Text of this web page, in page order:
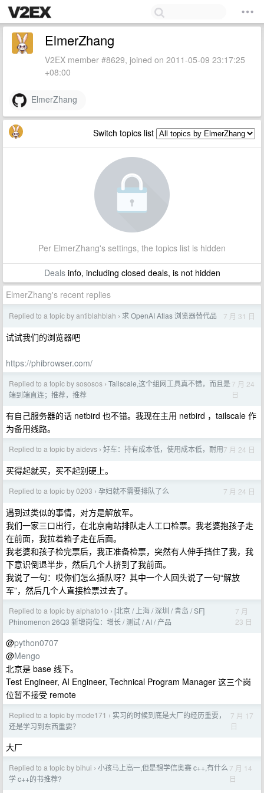
ElmerZhang
V2EX member #8629, joined on 2011-05-09 23:17:25
+08:00
ElmerZhang
Switch topics list
Per ElmerZhang's settings, the topics list is hidden
Dealsinfo, including closed deals, is not hidden
ElmerZhang's recent replies
Replied to a topic by antiblahblah › 求 OpenAI Atlas 浏览器替代品 7 月 31 日
试试我们的浏览器吧
https://phibrowser.com/
Replied to a topic by sososos › Tailscale,这个组网工具真不错，而且是
端到端直连；推荐，推荐
7 月 24
日
有自己服务器的话 netbird 也不错。我现在主用 netbird ，tailscale 作
为备用线路。
Replied to a topic by aidevs › 好车：持有成本低，使用成本低，耐用7 月 24 日
买得起就买，买不起别硬上。
Replied to a topic by 0203 › 孕妇就不需要排队了么 7 月 24 日
遇到过类似的事情，对方是解放军。
我们一家三口出行，在北京南站排队走人工口检票。我老婆抱孩子走
在前面，我拉着箱子走在后面。
我老婆和孩子检完票后，我正准备检票，突然有人伸手挡住了我，我
下意识倒退半步，然后几个人挤到了我前面。
我说了一句：哎你们怎么插队呀？其中一个人回头说了一句“解放
军”，然后几个人直接检票过去了。
Replied to a topic by alphato1o › [北京 / 上海 / 深圳 / 青岛 / SF]
Phinomenon 26Q3 新增岗位：增长 / 测试 / AI / 产品
7 月
23 日
@python0707
@Mengo
北京是 base 线下。
Test Engineer, AI Engineer, Technical Program Manager 这三个岗
位暂不接受 remote
Replied to a topic by mode171 › 实习的时候到底是大厂的经历重要，
还是学习到东西重要？
7 月 17
日
大厂
Replied to a topic by bihui › 小孩马上高一,但是想学信奥赛 c++,有什么
学 c++的书推荐?
7 月 14
日